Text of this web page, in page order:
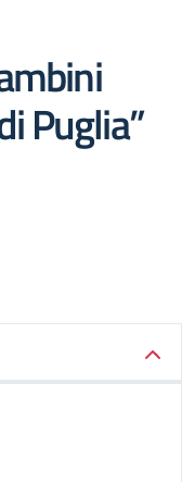
Puglia”